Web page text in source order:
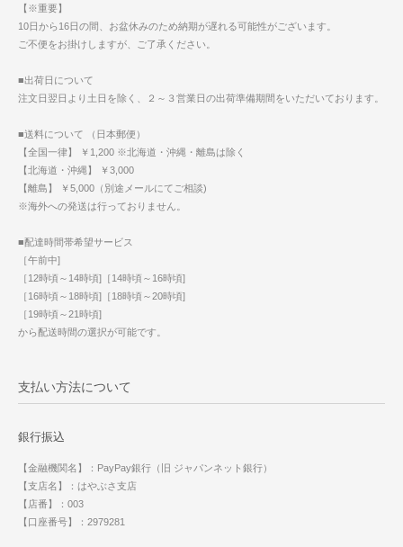
【※重要】
10日から16日の間、お盆休みのため納期が遅れる可能性がございます。
ご不便をお掛けしますが、ご了承ください。
■出荷日について
注文日翌日より土日を除く、２～３営業日の出荷準備期間をいただいております。
■送料について （日本郵便）
【全国一律】 ￥1,200 ※北海道・沖縄・離島は除く
【北海道・沖縄】 ￥3,000
【離島】 ￥5,000（別途メールにてご相談)
※海外への発送は行っておりません。
■配達時間帯希望サービス
［午前中]
［12時頃～14時頃]［14時頃～16時頃]
［16時頃～18時頃]［18時頃～20時頃]
［19時頃～21時頃]
から配送時間の選択が可能です。
支払い方法について
銀行振込
【金融機関名】：PayPay銀行（旧 ジャパンネット銀行）
【支店名】：はやぶさ支店
【店番】：003
【口座番号】：2979281